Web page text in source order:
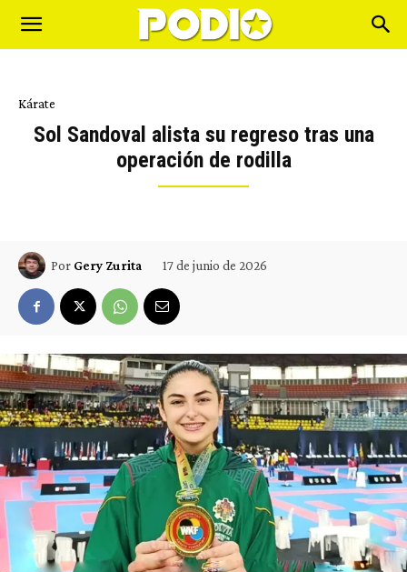
Kárate
Sol Sandoval alista su regreso tras una
operación de rodilla
Por Gery Zurita 17 de junio de 2026